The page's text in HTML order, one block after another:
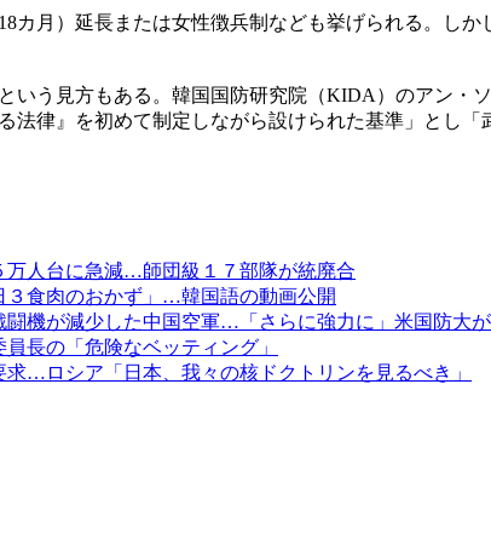
カ月）延長または女性徴兵制なども挙げられる。し
いう見方もある。韓国国防研究院（KIDA）のアン
法律』を初めて制定しながら設けられた基準」とし
人台に急減…師団級１７部隊が統廃合
３食肉のおかず」…韓国語の動画公開
闘機が減少した中国空軍…「さらに強力に」米国防大
長の「危険なベッティング」
…ロシア「日本、我々の核ドクトリンを見るべき」